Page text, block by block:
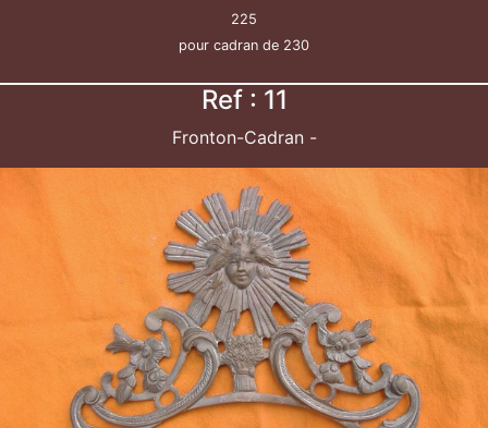
225
pour cadran de 230
Ref : 11
Fronton-Cadran -